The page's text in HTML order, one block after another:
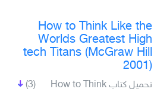
How to Think Like the
Worlds Greatest High
tech Titans (McGraw Hill
2001)
(3)
تحميل كتاب How to Think